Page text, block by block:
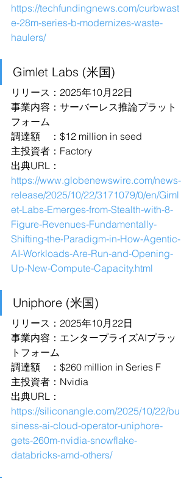
https://techfundingnews.com/curbwast
e-28m-series-b-modernizes-waste-
haulers/
Gimlet Labs (米国)
リリース：2025年10月22日
事業内容：サーバーレス推論プラット
フォーム
調達額　：$12 million in seed
主投資者：Factory
出典URL：
https://www.globenewswire.com/news-
release/2025/10/22/3171079/0/en/Giml
et-Labs-Emerges-from-Stealth-with-8-
Figure-Revenues-Fundamentally-
Shifting-the-Paradigm-in-How-Agentic-
AI-Workloads-Are-Run-and-Opening-
Up-New-Compute-Capacity.html
Uniphore (米国)
リリース：2025年10月22日
事業内容：エンタープライズAIプラッ
トフォーム
調達額　：$260 million in Series F
主投資者：Nvidia
出典URL：
https://siliconangle.com/2025/10/22/bu
siness-ai-cloud-operator-uniphore-
gets-260m-nvidia-snowflake-
databricks-amd-others/